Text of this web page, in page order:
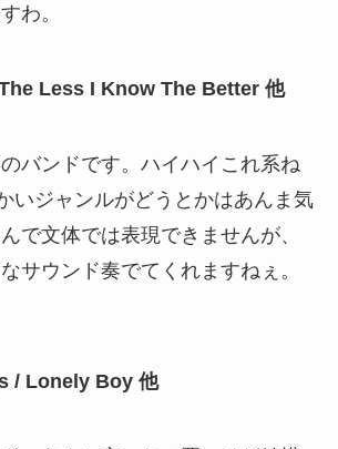
わ。
Less I Know The Better 他
バンドです。ハイハイこれ系ね
いジャンルがどうとかはあんま気
で文体では表現できませんが、
サウンド奏でてくれますねぇ。
/ Lonely Boy 他